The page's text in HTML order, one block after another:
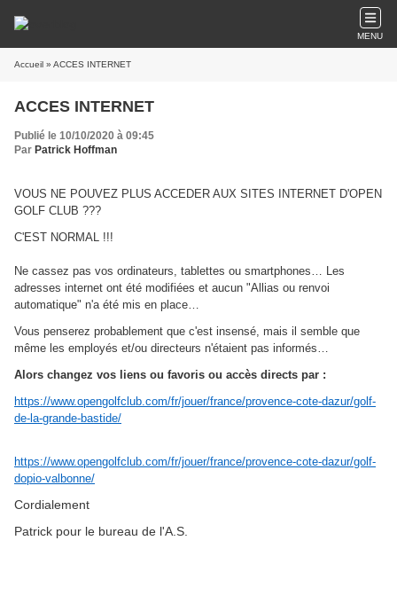
MENU
Accueil » ACCES INTERNET
ACCES INTERNET
Publié le 10/10/2020 à 09:45
Par Patrick Hoffman
VOUS NE POUVEZ PLUS ACCEDER AUX SITES INTERNET D'OPEN
GOLF CLUB ???
C'EST NORMAL !!!
Ne cassez pas vos ordinateurs, tablettes ou smartphones… Les
adresses internet ont été modifiées et aucun "Allias ou renvoi
automatique" n'a été mis en place…
Vous penserez probablement que c'est insensé, mais il semble que
même les employés et/ou directeurs n'étaient pas informés…
Alors changez vos liens ou favoris ou accès directs par :
https://www.opengolfclub.com/fr/jouer/france/provence-cote-dazur/golf-
de-la-grande-bastide/
https://www.opengolfclub.com/fr/jouer/france/provence-cote-dazur/golf-
dopio-valbonne/
Cordialement
Patrick pour le bureau de l'A.S.